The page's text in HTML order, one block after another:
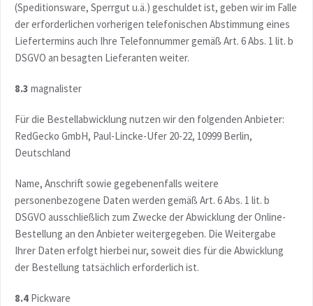
(Speditionsware, Sperrgut u.ä.) geschuldet ist, geben wir im Falle
der erforderlichen vorherigen telefonischen Abstimmung eines
Liefertermins auch Ihre Telefonnummer gemäß Art. 6 Abs. 1 lit. b
DSGVO an besagten Lieferanten weiter.
8.3 magnalister
Für die Bestellabwicklung nutzen wir den folgenden Anbieter:
RedGecko GmbH, Paul-Lincke-Ufer 20-22, 10999 Berlin,
Deutschland
Name, Anschrift sowie gegebenenfalls weitere
personenbezogene Daten werden gemäß Art. 6 Abs. 1 lit. b
DSGVO ausschließlich zum Zwecke der Abwicklung der Online-
Bestellung an den Anbieter weitergegeben. Die Weitergabe
Ihrer Daten erfolgt hierbei nur, soweit dies für die Abwicklung
der Bestellung tatsächlich erforderlich ist.
8.4 Pickware